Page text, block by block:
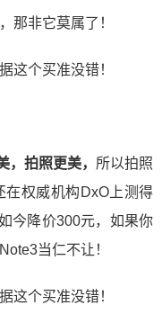
那非它莫属了！
，拍照更美， 所以拍照
在权威机构DxO上测得
今降价300元，如果你
当仁不让！